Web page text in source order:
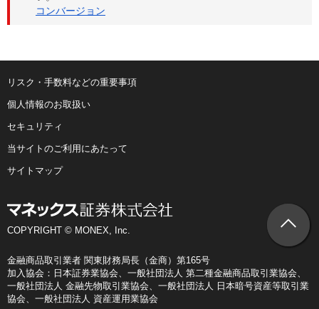
コンバージョン
リスク・手数料などの重要事項
個人情報のお取扱い
セキュリティ
当サイトのご利用にあたって
サイトマップ
COPYRIGHT © MONEX, Inc.
金融商品取引業者 関東財務局長（金商）第165号
加入協会：日本証券業協会、一般社団法人 第二種金融商品取引業協会、
一般社団法人 金融先物取引業協会、一般社団法人 日本暗号資産等取引業
協会、一般社団法人 資産運用業協会